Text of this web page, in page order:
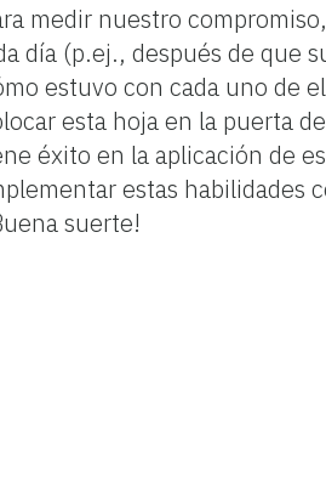
medir nuestro
día (p.ej., después de que
estuvo con cada uno de
esta hoja en la puerta
éxito en la aplicación de
estas habilidades
suerte!